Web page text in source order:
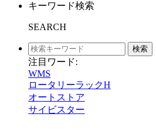
キーワード検索
SEARCH
検索
注目ワード:
WMS
ロータリーラックH
オートストア
サイビスター